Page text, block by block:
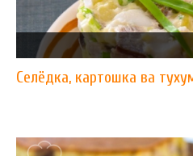
Селёдка, картошка ва